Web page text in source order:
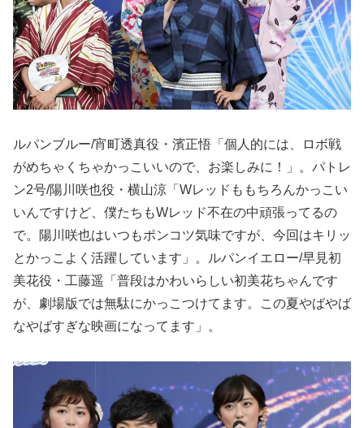
ルパンブルー/宵町透真役・濱正悟「個人的には、ロボ戦
がめちゃくちゃかっこいいので、お楽しみに！」。パトレ
ン2号/陽川咲也役・横山涼「Wレッドももちろんかっこい
いんですけど、僕たちもWレッド不在の中頑張ってるの
で。陽川咲也はいつもポンコツ気味ですが、今回はキリッ
とかっこよく活躍しています」。ルパンイエロー/早見初
美花役・工藤遥「普段はかわいらしい初美花ちゃんです
が、劇場版では無駄にかっこつけてます。この夏やばやば
なやばすぎな映画になってます」。